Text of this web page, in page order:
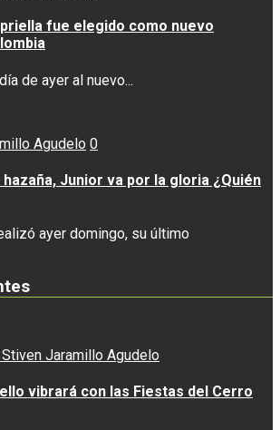
fue elegido como nuevo
de ayer al nuevo...
Agudelo 0
hazaña, Junior va por la gloria ¿Quién
ayer domingo, su último
Jaramillo Agudelo
vibrará con las Fiestas del Cerro